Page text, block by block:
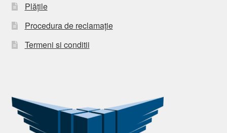
Plățile
Procedura de reclamație
Termeni si conditii